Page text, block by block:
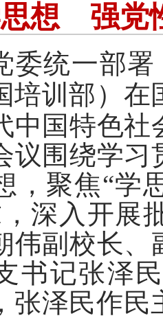
想 强党
委统一部署
培训部）在
中国特色
议围绕学
，聚焦“学
深入开展
伟副校长
书记张泽
张泽民作民